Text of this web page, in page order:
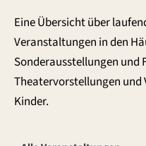
Eine Übersicht über
Veranstaltungen in den
Sonderausstellungen und
Theatervorstellungen
Kinder.